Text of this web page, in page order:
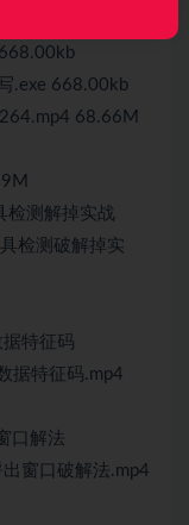
.exe 668.00kb
68.66M
检测解掉实战
检测破解掉实
特征码
据特征码.mp4
口解法
窗口破解法.mp4